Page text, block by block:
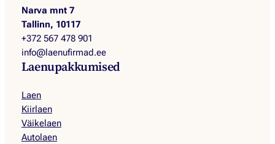
Narva mnt 7
Tallinn, 10117
+372 567 478 901
info@laenufirmad.ee
Laenupakkumised
Laen
Kiirlaen
Väikelaen
Autolaen